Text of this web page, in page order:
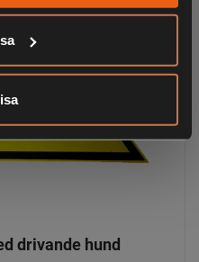
drivande hund